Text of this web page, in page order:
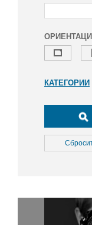
КАТЕГОРИИ
Досуг,
Культура
Медицина
Политика